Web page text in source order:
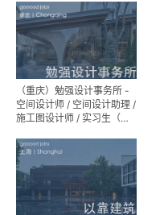
（重庆）勉强设计事务所 -
空间设计师 / 空间设计助理 /
施工图设计师 / 实习生（长